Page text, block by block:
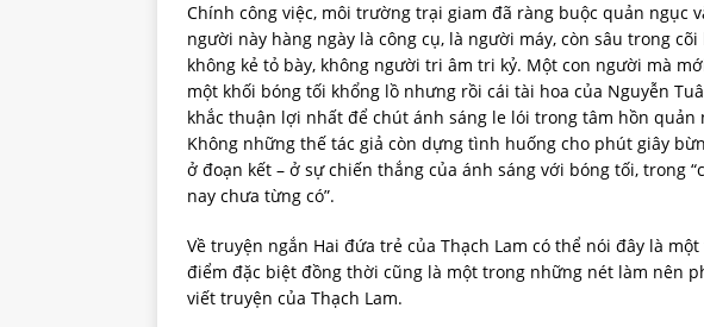
Chính công việc, môi trường trại giam đã ràng buộc quản ngục
người này hàng ngày là công cụ, là người máy, còn sâu trong
không kẻ tỏ bày, không người tri âm tri kỷ. Một con người mà
một khối bóng tối khổng lồ nhưng rồi cái tài hoa của Nguyễn
khắc thuận lợi nhất để chút ánh sáng le lói trong tâm hồn quản
Không những thế tác giả còn dựng tình huống cho phút giây
ở đoạn kết – ở sự chiến thắng của ánh sáng với bóng tối, trong
nay chưa từng có”.
Về truyện ngắn Hai đứa trẻ của Thạch Lam có thể nói đây là
điểm đặc biệt đồng thời cũng là một trong những nét làm nên
viết truyện của Thạch Lam.